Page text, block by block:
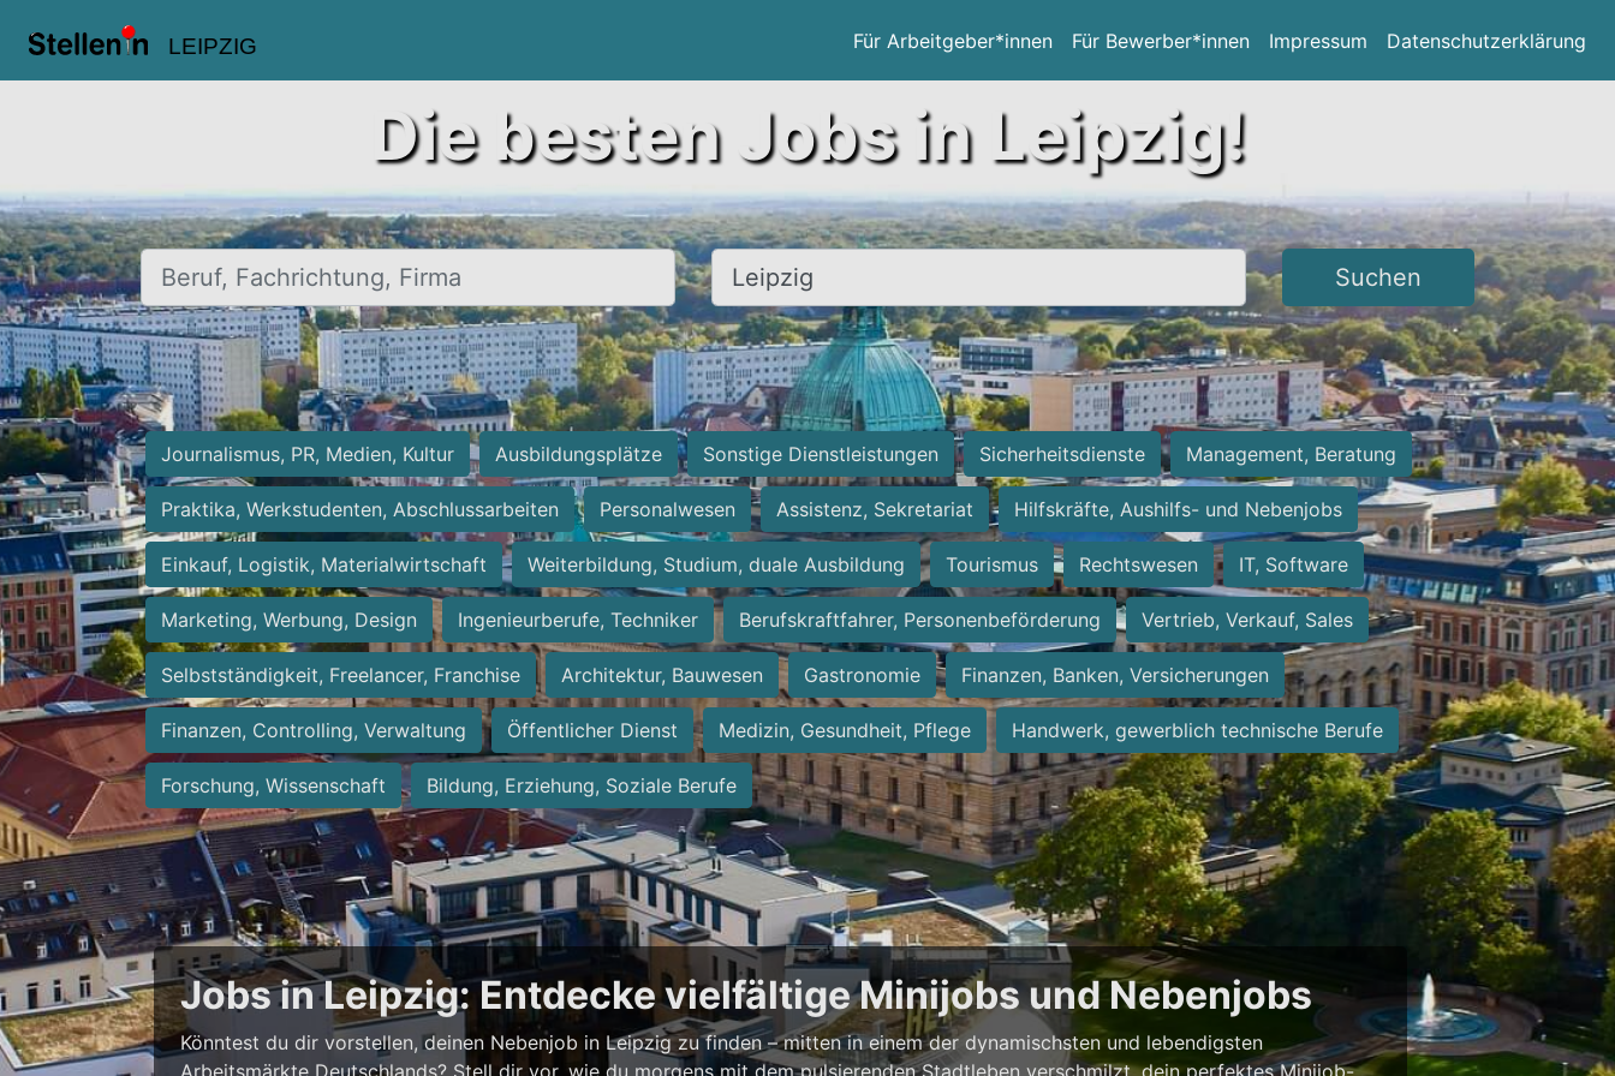
LEIPZIG Für Arbeitgeber*innen Für Bewerber*innen Impressum Datenschutzerklärung
Die besten Jobs in Leipzig!
Beruf, Fachrichtung, Firma Ort, Stadt Suchen
Journalismus, PR, Medien, Kultur Ausbildungsplätze Sonstige Dienstleistungen Sicherheitsdienste Management, Beratung
Praktika, Werkstudenten, Abschlussarbeiten Personalwesen Assistenz, Sekretariat Hilfskräfte, Aushilfs- und Nebenjobs
Einkauf, Logistik, Materialwirtschaft Weiterbildung, Studium, duale Ausbildung Tourismus Rechtswesen IT, Software
Marketing, Werbung, Design Ingenieurberufe, Techniker Berufskraftfahrer, Personenbeförderung Vertrieb, Verkauf, Sales
Selbstständigkeit, Freelancer, Franchise Architektur, Bauwesen Gastronomie Finanzen, Banken, Versicherungen
Finanzen, Controlling, Verwaltung Öffentlicher Dienst Medizin, Gesundheit, Pflege Handwerk, gewerblich technische Berufe
Forschung, Wissenschaft Bildung, Erziehung, Soziale Berufe
Jobs in Leipzig: Entdecke vielfältige Minijobs und Nebenjobs
Könntest du dir vorstellen, deinen Nebenjob in Leipzig zu finden – mitten in einem der dynamischsten und lebendigsten